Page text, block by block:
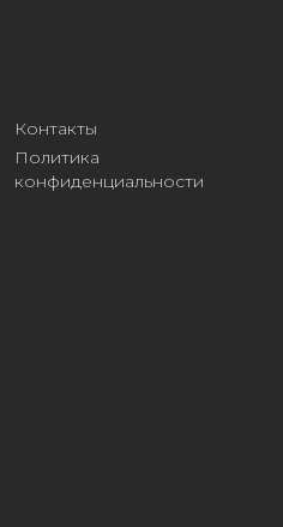
Контакты
Политика
конфиденциальности